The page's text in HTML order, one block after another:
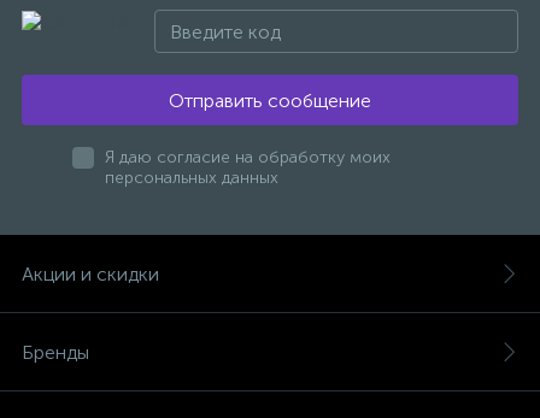
Отправить сообщение
Я даю согласие на обработку моих
персональных данных
Акции и скидки
Бренды